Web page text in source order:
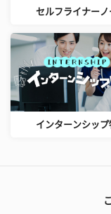
セルフライナーノ
インターンシップ